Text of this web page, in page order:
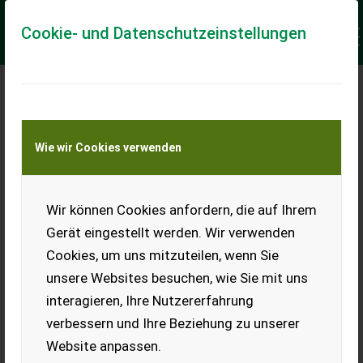
Cookie- und Datenschutzeinstellungen
Wie wir Cookies verwenden
Wir können Cookies anfordern, die auf Ihrem
Gerät eingestellt werden. Wir verwenden
Cookies, um uns mitzuteilen, wenn Sie
unsere Websites besuchen, wie Sie mit uns
interagieren, Ihre Nutzererfahrung
verbessern und Ihre Beziehung zu unserer
Website anpassen.
Meine Transportkostenanfrage
Transport von Land- und Baumaschinen –
KEINE Tiertransporte
Ladeort
Ort